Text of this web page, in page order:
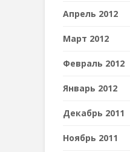
Апрель 2012
Март 2012
Февраль 2012
Январь 2012
Декабрь 2011
Ноябрь 2011